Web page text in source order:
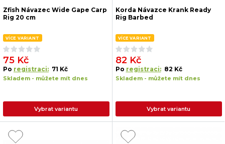
Zfish Návazec Wide Gape Carp
Rig 20 cm
VÍCE VARIANT
75 Kč
Po registraci: 71 Kč
Skladem - můžete mít dnes
Vybrat variantu
Korda Návazce Krank Ready
Rig Barbed
VÍCE VARIANT
82 Kč
Po registraci: 82 Kč
Skladem - můžete mít dnes
Vybrat variantu